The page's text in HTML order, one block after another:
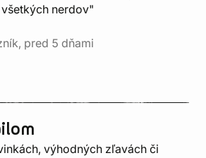
nerdov"
pred 5 dňami
výhodných zľavách či